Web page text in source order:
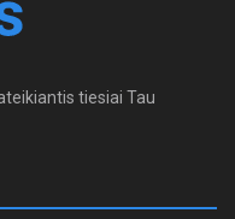
tiesiai Tau